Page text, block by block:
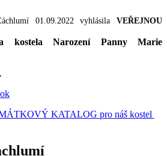
01.09.2022 vyhlásila VEŘEJNOU
kostela Narození Panny Marie
.
KATALOG pro náš kostel